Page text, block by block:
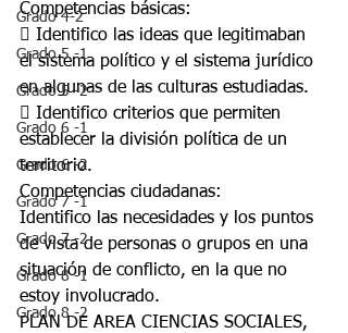
Grado 4-2
Grado 5 -1
Grado 5 -2
Grado 6 -1
Grado 6 -2
Grado 7 -1
Grado 7 -2
Grado 8 -1
Grado 8 -2
Competencias básicas:
 Identifico las ideas que legitimaban
el sistema político y el sistema jurídico
en algunas de las culturas estudiadas.
 Identifico criterios que permiten
establecer la división política de un
territorio.
Competencias ciudadanas:
Identifico las necesidades y los puntos
de vista de personas o grupos en una
situación de conflicto, en la que no
estoy involucrado.
PLAN DE AREA CIENCIAS SOCIALES,